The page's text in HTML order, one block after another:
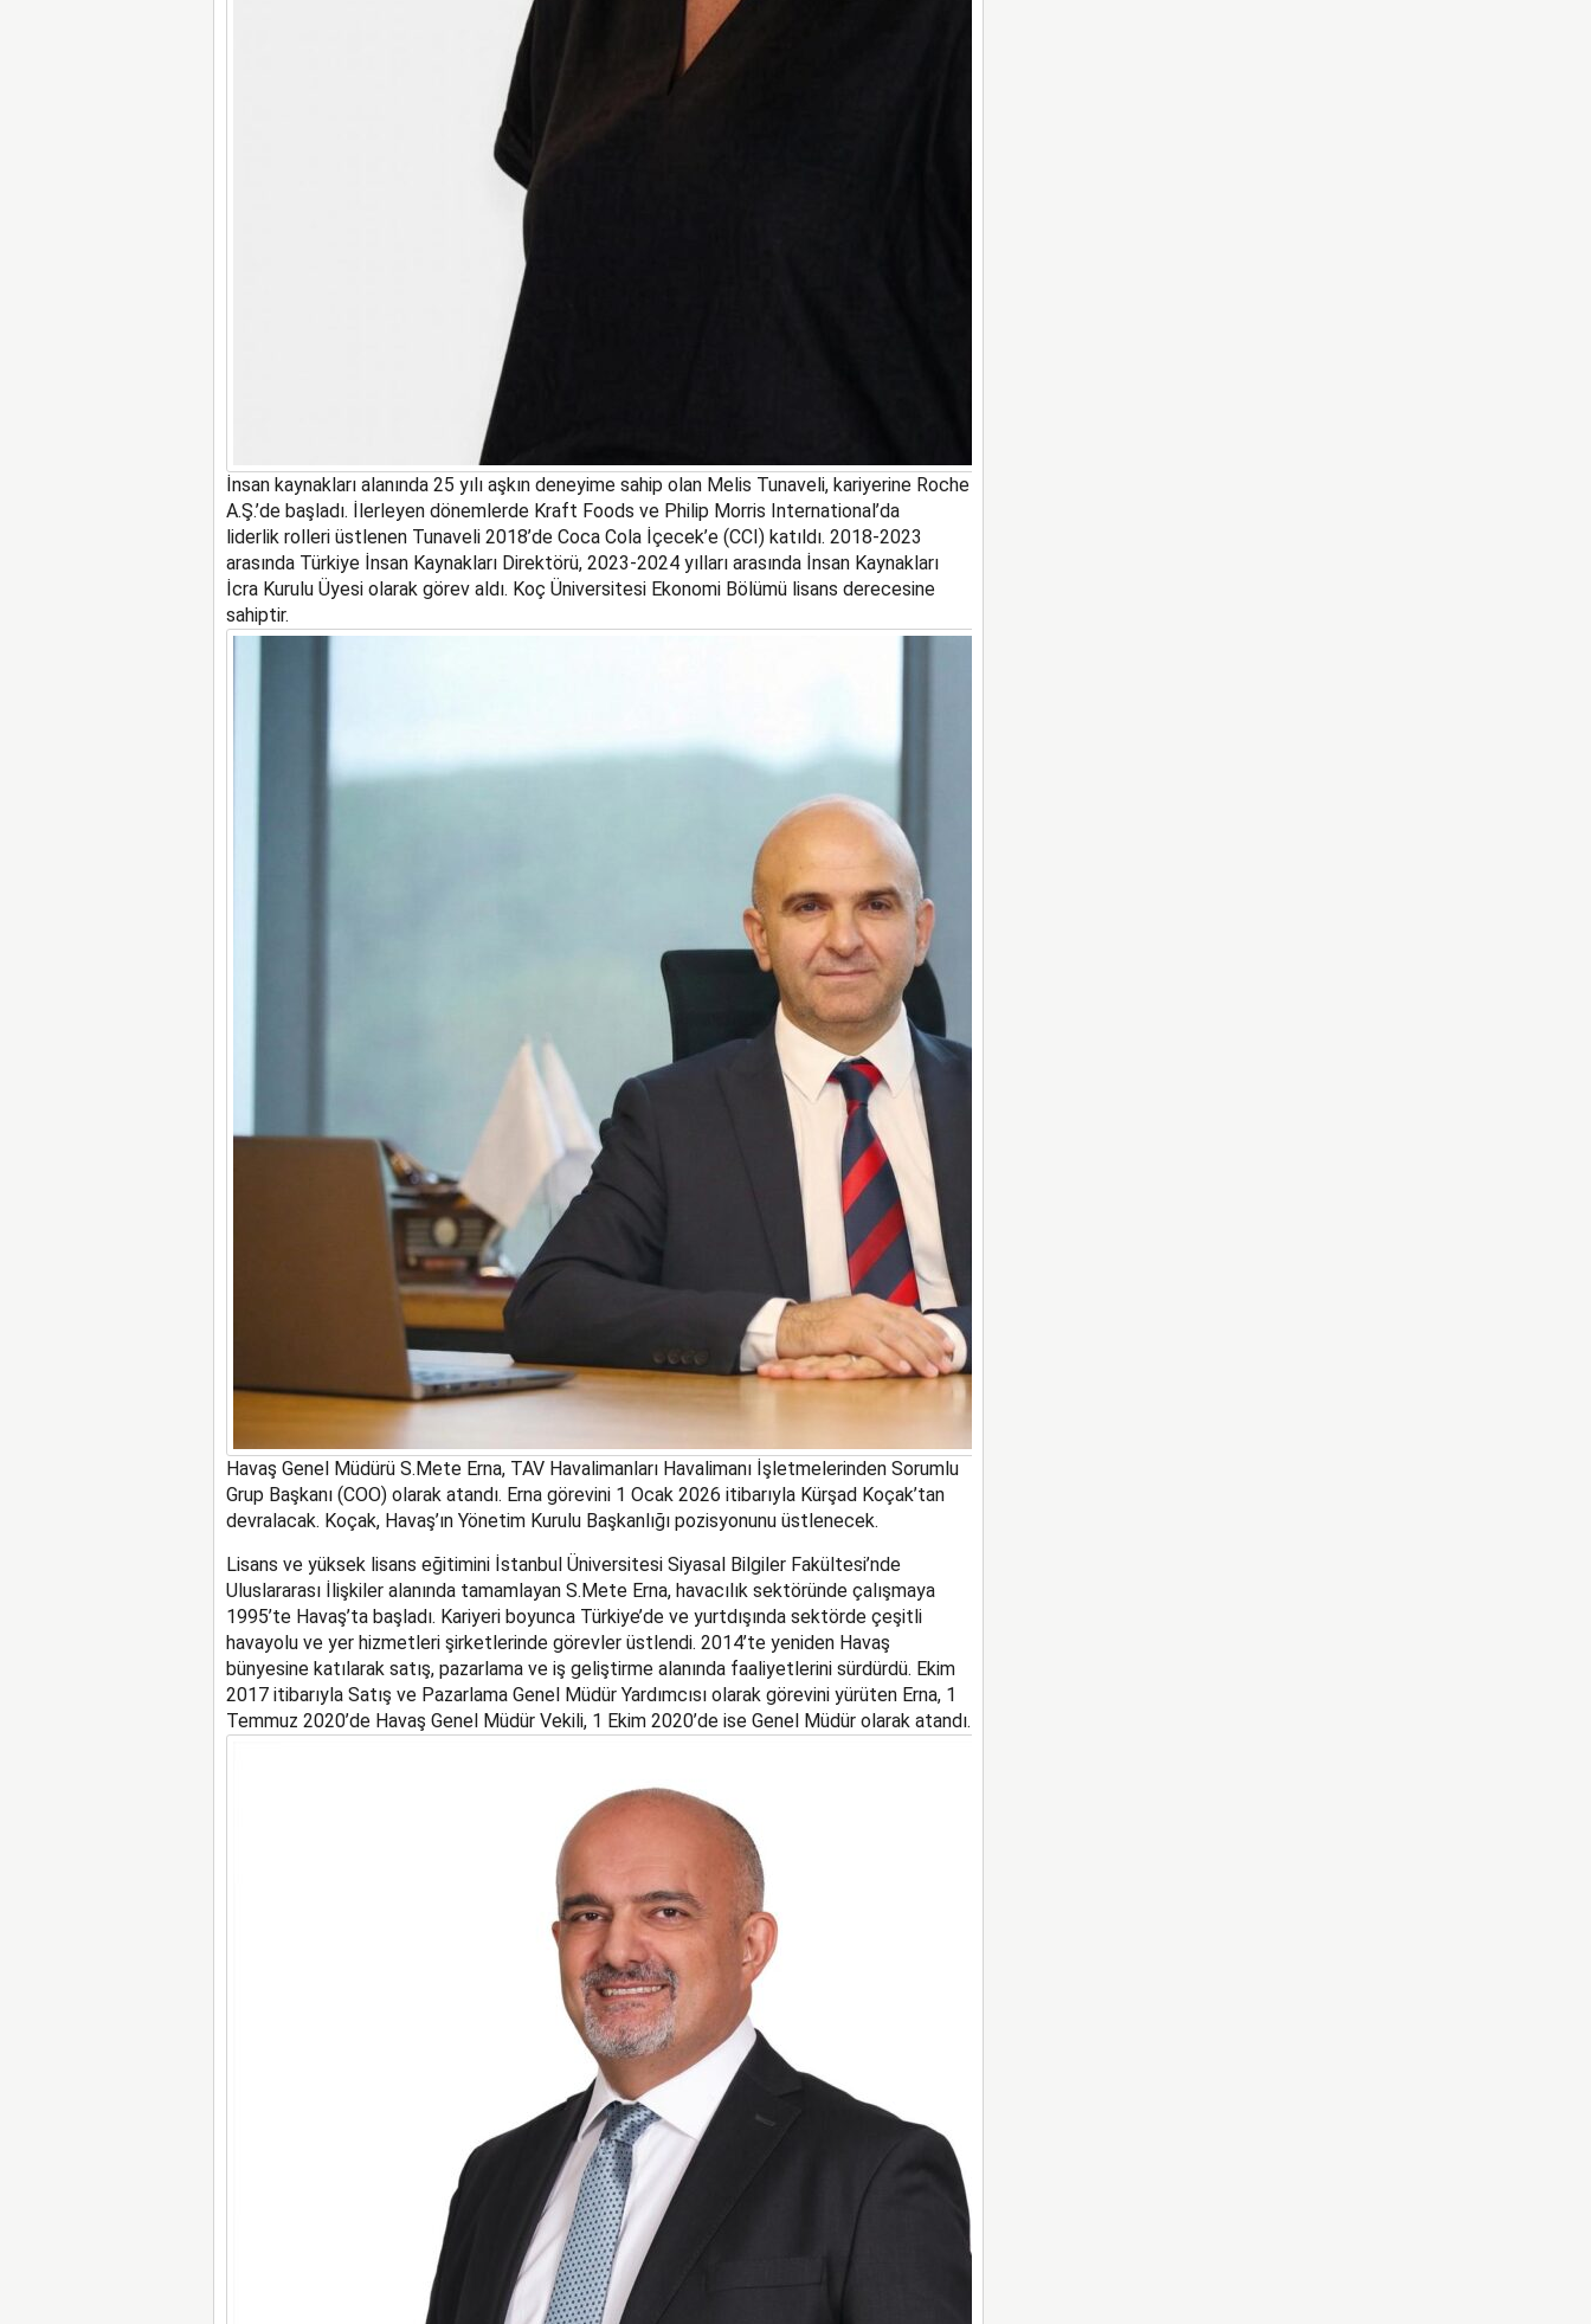
İnsan kaynakları alanında 25 yılı aşkın deneyime sahip olan Melis Tunaveli, kariyerine Roche
A.Ş.’de başladı. İlerleyen dönemlerde Kraft Foods ve Philip Morris International’da
liderlik rolleri üstlenen Tunaveli 2018’de Coca Cola İçecek’e(CCI) katıldı. 2018-2023
arasında Türkiye İnsan Kaynakları Direktörü, 2023-2024 yılları arasında İnsan Kaynakları
İcra Kurulu Üyesi olarak görev aldı. Koç Üniversitesi Ekonomi Bölümü lisans derecesine
sahiptir.
Havaş Genel Müdürü S.Mete Erna, TAV Havalimanları Havalimanı İşletmelerinden Sorumlu
Grup Başkanı(COO) olarak atandı. Erna görevini 1 Ocak2026 itibarıyla Kürşad Koçak’tan
devralacak. Koçak, Havaş’ınYönetim Kurulu Başkanlığı pozisyonunu üstlenecek.
Lisans ve yüksek lisans eğitimini İstanbul Üniversitesi Siyasal Bilgiler Fakültesi’nde
Uluslararası İlişkiler alanında tamamlayan S.Mete Erna, havacılık sektöründe çalışmaya
1995’te Havaş’ta başladı. Kariyeri boyunca Türkiye’de ve yurtdışında sektörde çeşitli
havayolu ve yer hizmetleri şirketlerinde görevler üstlendi. 2014’te yeniden Havaş
bünyesine katılarak satış, pazarlama ve iş geliştirme alanında faaliyetlerini sürdürdü. Ekim
2017 itibarıyla Satış ve Pazarlama Genel Müdür Yardımcısı olarak görevini yürüten Erna, 1
Temmuz 2020’de Havaş Genel Müdür Vekili, 1 Ekim 2020’de ise Genel Müdür olarak atandı.